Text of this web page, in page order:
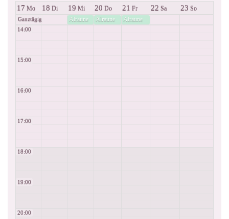
17 Mo 18 Di 19 Mi 20 Do 21 Fr 22 Sa 23 So
Ganztägig Alraune Alraune Alraune
14:00
15:00
16:00
17:00
18:00
19:00
20:00